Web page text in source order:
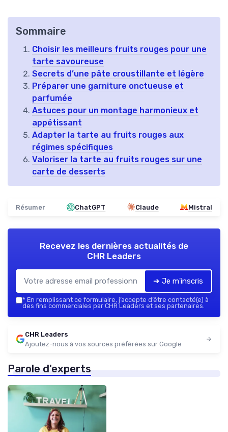
Sommaire
Choisir les meilleurs fruits rouges pour une
tarte savoureuse
Secrets d’une pâte croustillante et légère
Préparer une garniture onctueuse et
parfumée
Astuces pour un montage harmonieux et
appétissant
Adapter la tarte au fruits rouges aux
régimes spécifiques
Valoriser la tarte au fruits rouges sur une
carte de desserts
Résumer ChatGPT Claude Mistral
Recevez les dernières actualités de
CHR Leaders
➔ Je m'inscris
* En remplissant ce formulaire, j’accepte d’être contacté(e) à
des fins commerciales par CHR Leaders et ses partenaires.
CHR Leaders
Ajoutez-nous à vos sources préférées sur Google
Parole d'experts